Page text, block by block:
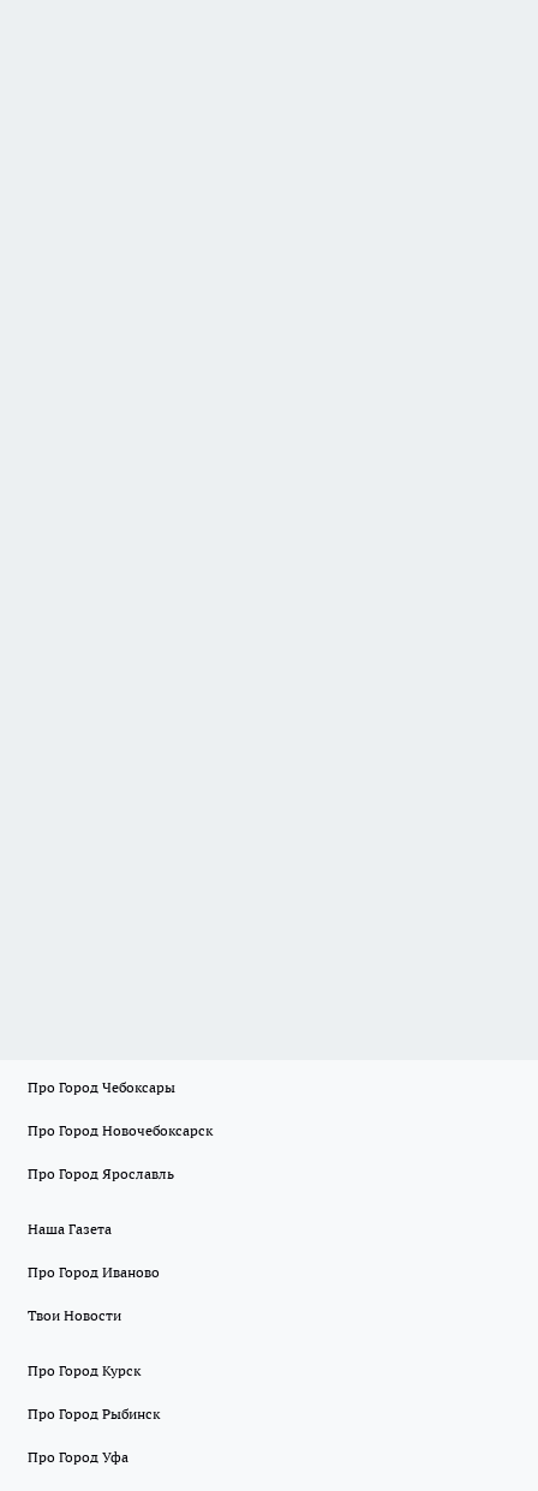
Про Город Чебоксары
Про Город Новочебоксарск
Про Город Ярославль
Наша Газета
Про Город Иваново
Твои Новости
Про Город Курск
Про Город Рыбинск
Про Город Уфа